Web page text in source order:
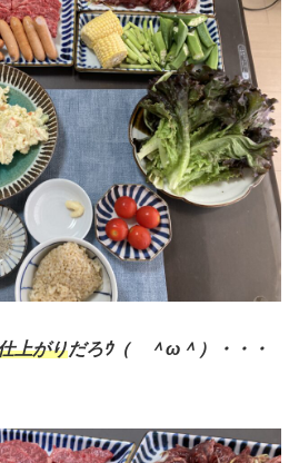
上がりだろｳ（ ＾ω＾）・・・